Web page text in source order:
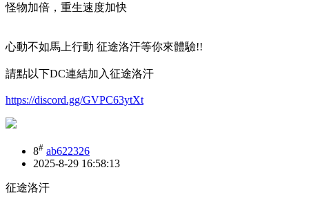
怪物加倍，重生速度加快
心動不如馬上行動 征途洛汗等你來體驗!!
請點以下DC連結加入征途洛汗
https://discord.gg/GVPC63ytXt
8# ab622326
2025-8-29 16:58:13
征途洛汗